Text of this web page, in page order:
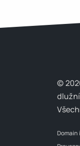
©
Domain